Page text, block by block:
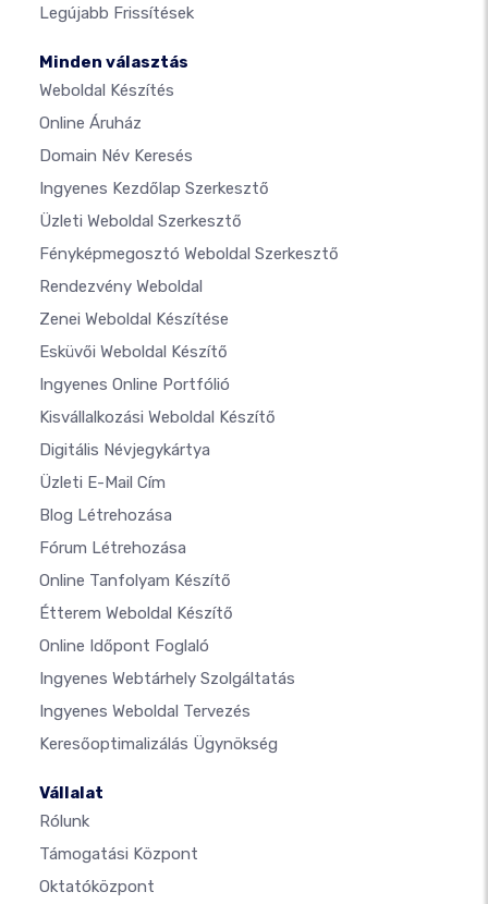
Legújabb Frissítések
Minden választás
Weboldal Készítés
Online Áruház
Domain Név Keresés
Ingyenes Kezdőlap Szerkesztő
Üzleti Weboldal Szerkesztő
Fényképmegosztó Weboldal Szerkesztő
Rendezvény Weboldal
Zenei Weboldal Készítése
Esküvői Weboldal Készítő
Ingyenes Online Portfólió
Kisvállalkozási Weboldal Készítő
Digitális Névjegykártya
Üzleti E-Mail Cím
Blog Létrehozása
Fórum Létrehozása
Online Tanfolyam Készítő
Étterem Weboldal Készítő
Online Időpont Foglaló
Ingyenes Webtárhely Szolgáltatás
Ingyenes Weboldal Tervezés
Keresőoptimalizálás Ügynökség
Vállalat
Rólunk
Támogatási Központ
Oktatóközpont